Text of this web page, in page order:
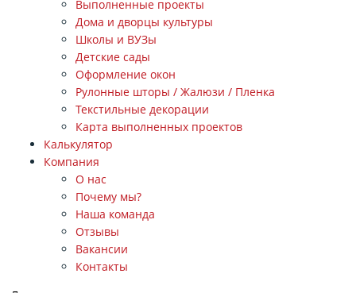
Выполненные проекты
Дома и дворцы культуры
Школы и ВУЗы
Детские сады
Оформление окон
Рулонные шторы / Жалюзи / Пленка
Текстильные декорации
Карта выполненных проектов
Калькулятор
Компания
О нас
Почему мы?
Наша команда
Отзывы
Вакансии
Контакты